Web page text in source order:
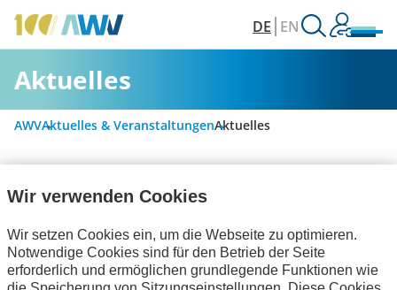
DE EN
Aktuelles
AWVAktuelles & VeranstaltungenAktuelles
Alle Kategorien
Digitalisierung & Modernisierung
Wir verwenden Cookies
Wir setzen Cookies ein, um die Webseite zu optimieren.
Notwendige Cookies sind für den Betrieb der Seite
erforderlich und ermöglichen grundlegende Funktionen wie